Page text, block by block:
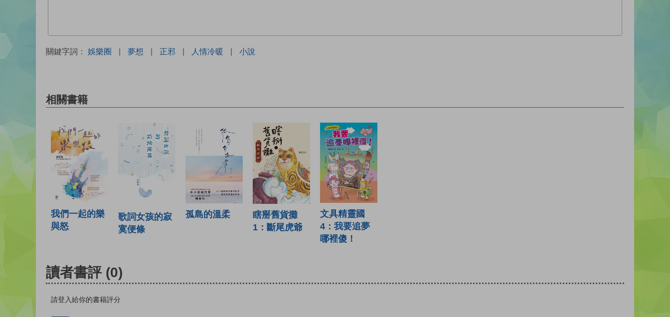
關鍵字詞： 娛樂圈 | 夢想 | 正邪 | 人情冷暖 | 小說
相關書籍
我們一起的樂
與怒
歌詞女孩的寂
寞便條
孤島的溫柔
瞎掰舊貨攤
1：斷尾虎爺
文具精靈國
4：我要追夢
哪裡傻！
讀者書評 (0)
請登入給你的書籍評分